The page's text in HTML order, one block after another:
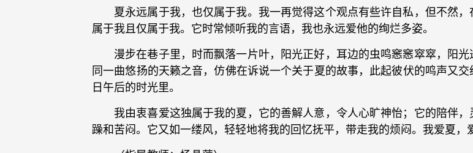
夏永远属于我，也仅属于我。我一再觉得这个观点有些许自私，但不然
属于我且仅属于我。它时常倾听我的言语，我也永远爱他的绚烂多姿。
漫步在巷子里，时而飘落一片叶，阳光正好，耳边的虫鸣窸窸窣窣，阳
同一曲悠扬的天籁之音，仿佛在诉说一个关于夏的故事，此起彼伏的鸣声又
日午后的时光里。
我由衷喜爱这独属于我的夏，它的善解人意，令人心旷神怡；它的陪伴
躁和苦闷。它又如一缕风，轻轻地将我的回忆抚平，带走我的烦闷。我爱夏，